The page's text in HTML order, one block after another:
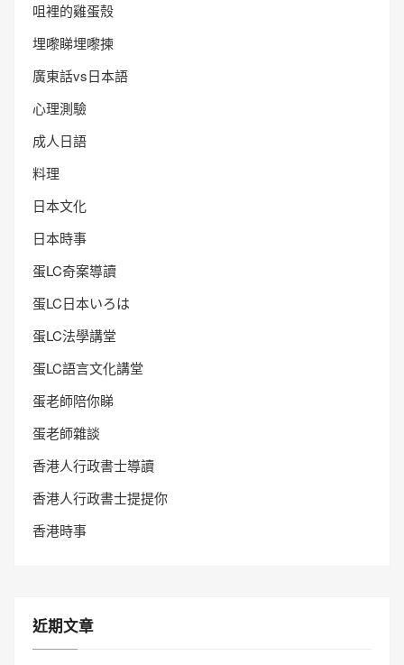
咀裡的雞蛋殼
埋嚟睇埋嚟揀
廣東話vs日本語
心理測驗
成人日語
料理
日本文化
日本時事
蛋LC奇案導讀
蛋LC日本いろは
蛋LC法學講堂
蛋LC語言文化講堂
蛋老師陪你睇
蛋老師雜談
香港人行政書士導讀
香港人行政書士提提你
香港時事
近期文章